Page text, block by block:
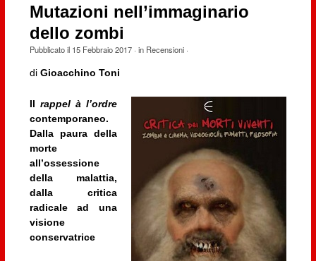
Mutazioni nell’immaginario
dello zombi
Pubblicato il 15 Febbraio 2017· in Recensioni·
di Gioacchino Toni
Il rappel à l’ordre
contemporaneo.
Dalla paura della
morte
all’ossessione
della malattia,
dalla critica
radicale ad una
visione
conservatrice